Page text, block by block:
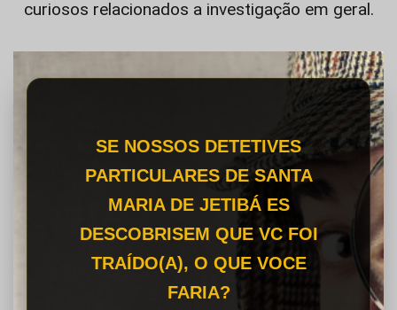
curiosos relacionados a investigação em geral.
SE NOSSOS DETETIVES
PARTICULARES DE SANTA
MARIA DE JETIBÁ ES
DESCOBRISEM QUE VC FOI
TRAÍDO(A), O QUE VOCE
FARIA?